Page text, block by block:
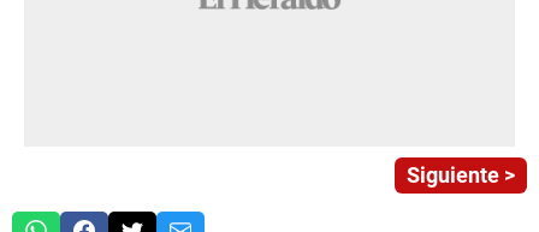
Siguiente >